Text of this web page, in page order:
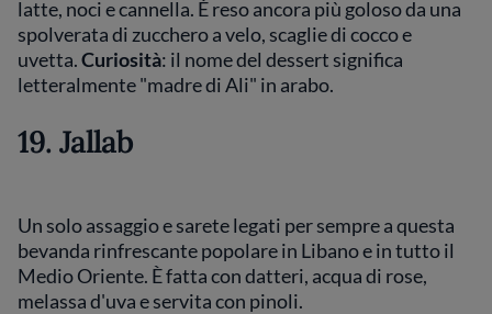
latte, noci e cannella. È reso ancora più goloso da una
spolverata di zucchero a velo, scaglie di cocco e
uvetta.Curiosità: il nome del dessert significa
letteralmente "madre di Ali" in arabo.
19. Jallab
Un solo assaggio e sarete legati per sempre a questa
bevanda rinfrescante popolare in Libano e in tutto il
Medio Oriente. È fatta con datteri, acqua di rose,
melassa d'uva e servita con pinoli.